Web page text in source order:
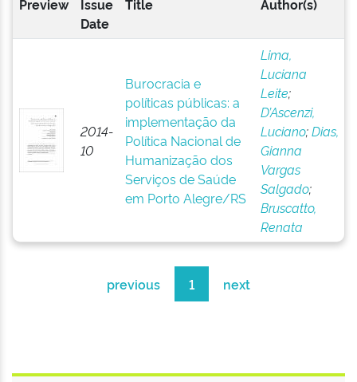
Preview
Issue
Date
Title Author(s)
2014-
10
Burocracia e
políticas públicas: a
implementação da
Política Nacional de
Humanização dos
Serviços de Saúde
em Porto Alegre/RS
Lima,
Luciana
Leite;
D’Ascenzi,
Luciano;Dias,
Gianna
Vargas
Salgado;
Bruscatto,
Renata
previous 1 next